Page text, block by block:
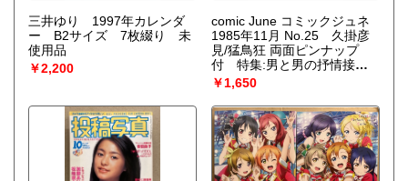
三井ゆり 1997年カレンダ
ー B2サイズ 7枚綴り 未
使用品
￥2,200
comic June コミックジュネ
1985年11月 No.25 久掛彦
見/猛鳥狂 両面ピンナップ
付 特集:男と男の抒情接
吻 坂田靖子・蔦峰麻利子・
黒川あづさ・鹿野景子・竹宮
恵子・みずかみゆり 他 い
ま、危険な愛を超えて 耽美
系 BL
￥1,650